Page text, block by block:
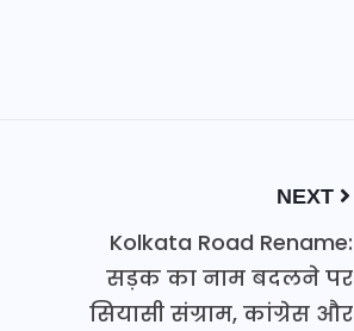
NEXT
Kolkata Road Rename:
सड़क का नाम बदलने पर
सियासी संग्राम, कांग्रेस और